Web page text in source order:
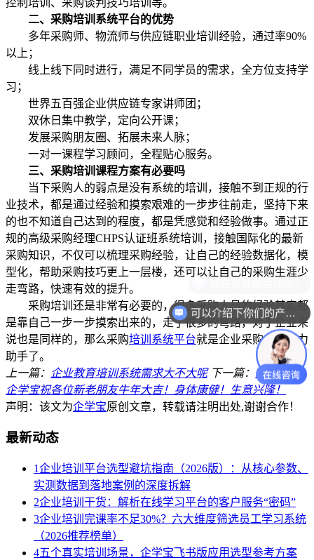
二、采购培训系统平台的优势
多年采购师、物流师与供应链职业培训经验，通过率90%
以上；
线上线下同时进行，满足不同学员的需求，全方位支持学
习；
世界五百强企业供应链专家讲师团；
双休日集中教学，定向公开课；
发展采购朋友圈、拓展未来人脉；
一对一课程学习顾问，全程贴心服务。
三、采购培训课程方案有必要吗
当下采购人的弱点是没有系统的培训，接触不到正规的行
业技术，都是通过经验和摸索艰难的一步步往前走，坚持下来
的也不知道自己达到的程度，都是凭感觉和经验做事。通过正
规的高级采购经理CHPS认证班系统培训，接触国际化的最新
采购知识，不仅可以梳理采购经验，让自己的经验数据化，模
型化，帮助采购技巧更上一层楼，还可以让自己的采购生涯少
走弯路，快速有效的提升。
采购培训还是非常有必要的，很多采购人员的经验其实都
是靠自己一步一步摸索出来的，走了很多的弯路，对于企业来
说也是同样的，那么采购培训系统平台就是企业采购人的得力
助手了。
上一篇： 企业教育培训系统需求大不大呢 下一篇： 开工啦！
企学宝祝各位新老朋友牛年大吉！身体康健！生意兴隆！
声明：该文为企学宝原创文章，转载请注明出处,谢谢合作！
最新动态
1企业培训平台选型避坑指南（2026版）：从核心参数、
实测数据到落地案例的深度拆解
2企业培训干货：解析在线学习平台的客户服务“密码”
3企业培训完课率不足30%？六大维度筛选员工学习系统
（2026推荐榜单）
4五个真实培训场景，企学宝飞书版应用选型参考方案